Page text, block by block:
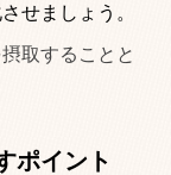
せましょう。
取することと
ポイント